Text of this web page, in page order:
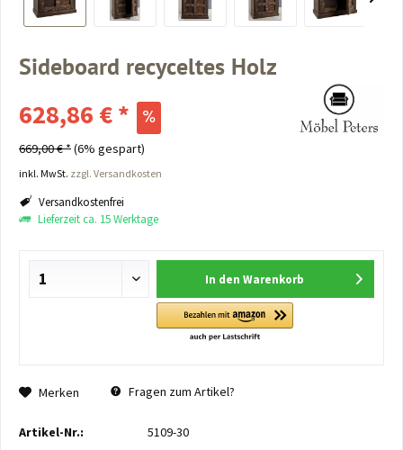
Sideboard recyceltes Holz
628,86 € *
669,00 € *(6% gespart)
inkl. MwSt. zzgl. Versandkosten
Versandkostenfrei
Lieferzeit ca. 15 Werktage
In den Warenkorb
Merken Fragen zum Artikel?
Artikel-Nr.: 5109-30